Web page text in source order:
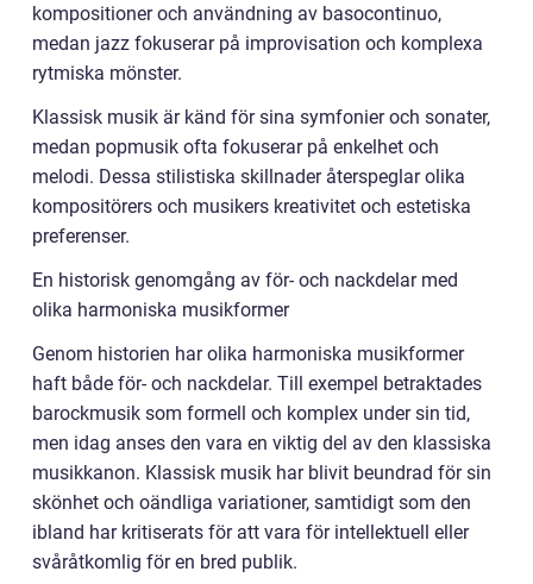
kompositioner och användning av basocontinuo,
medan jazz fokuserar på improvisation och komplexa
rytmiska mönster.
Klassisk musik är känd för sina symfonier och sonater,
medan popmusik ofta fokuserar på enkelhet och
melodi. Dessa stilistiska skillnader återspeglar olika
kompositörers och musikers kreativitet och estetiska
preferenser.
En historisk genomgång av för- och nackdelar med
olika harmoniska musikformer
Genom historien har olika harmoniska musikformer
haft både för- och nackdelar. Till exempel betraktades
barockmusik som formell och komplex under sin tid,
men idag anses den vara en viktig del av den klassiska
musikkanon. Klassisk musik har blivit beundrad för sin
skönhet och oändliga variationer, samtidigt som den
ibland har kritiserats för att vara för intellektuell eller
svåråtkomlig för en bred publik.